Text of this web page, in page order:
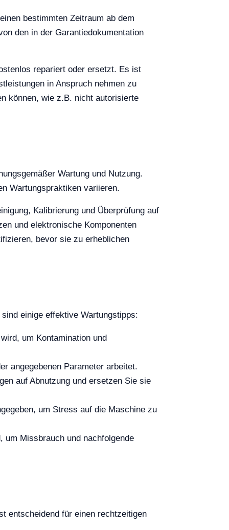
bestimmten Zeitraum ab dem
den in der Garantiedokumentation
repariert oder ersetzt. Es ist
in Anspruch nehmen zu
können, wie z.B. nicht autorisierte
Wartung und Nutzung.
Wartungspraktiken variieren.
Kalibrierung und Überprüfung auf
und elektronische Komponenten
bevor sie zu erheblichen
einige effektive Wartungstipps:
um Kontamination und
angegebenen Parameter arbeitet.
auf Abnutzung und ersetzen Sie sie
um Stress auf die Maschine zu
Missbrauch und nachfolgende
entscheidend für einen rechtzeitigen